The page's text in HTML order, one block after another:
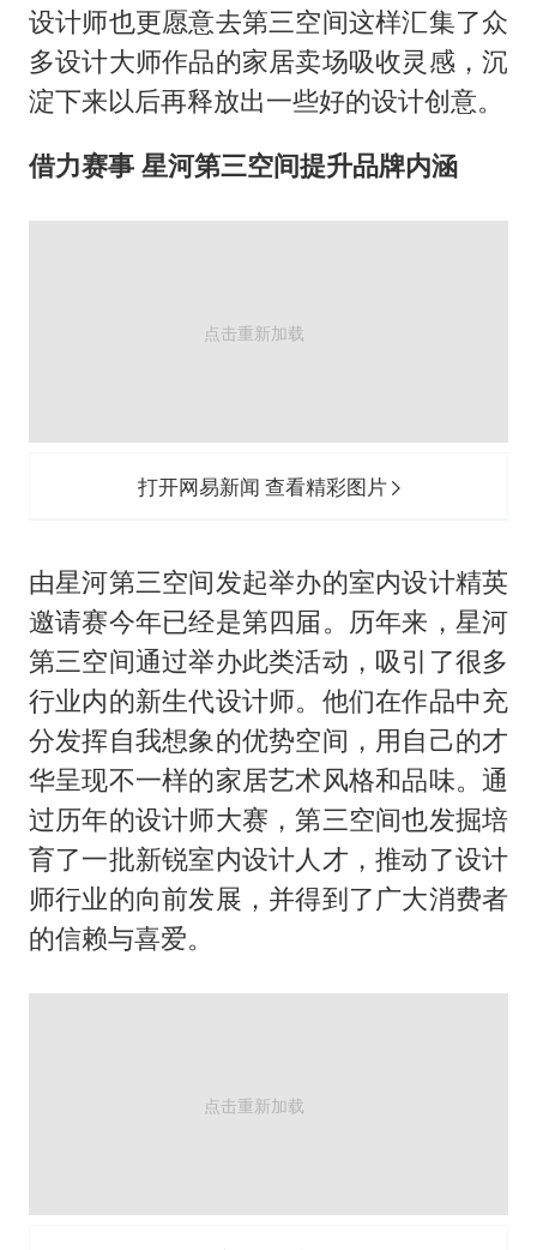
设计师也更愿意去第三空间这样汇集了众
多设计大师作品的家居卖场吸收灵感，沉
淀下来以后再释放出一些好的设计创意。
借力赛事 星河第三空间提升品牌内涵
打开网易新闻 查看精彩图片
由星河第三空间发起举办的室内设计精英
邀请赛今年已经是第四届。历年来，星河
第三空间通过举办此类活动，吸引了很多
行业内的新生代设计师。他们在作品中充
分发挥自我想象的优势空间，用自己的才
华呈现不一样的家居艺术风格和品味。通
过历年的设计师大赛，第三空间也发掘培
育了一批新锐室内设计人才，推动了设计
师行业的向前发展，并得到了广大消费者
的信赖与喜爱。